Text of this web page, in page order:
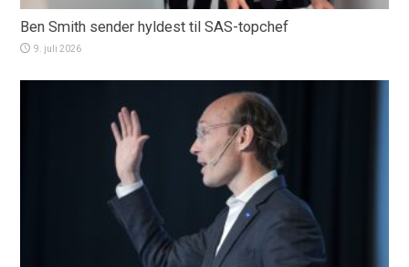
Ben Smith sender hyldest til SAS-topchef
9. juli 2026